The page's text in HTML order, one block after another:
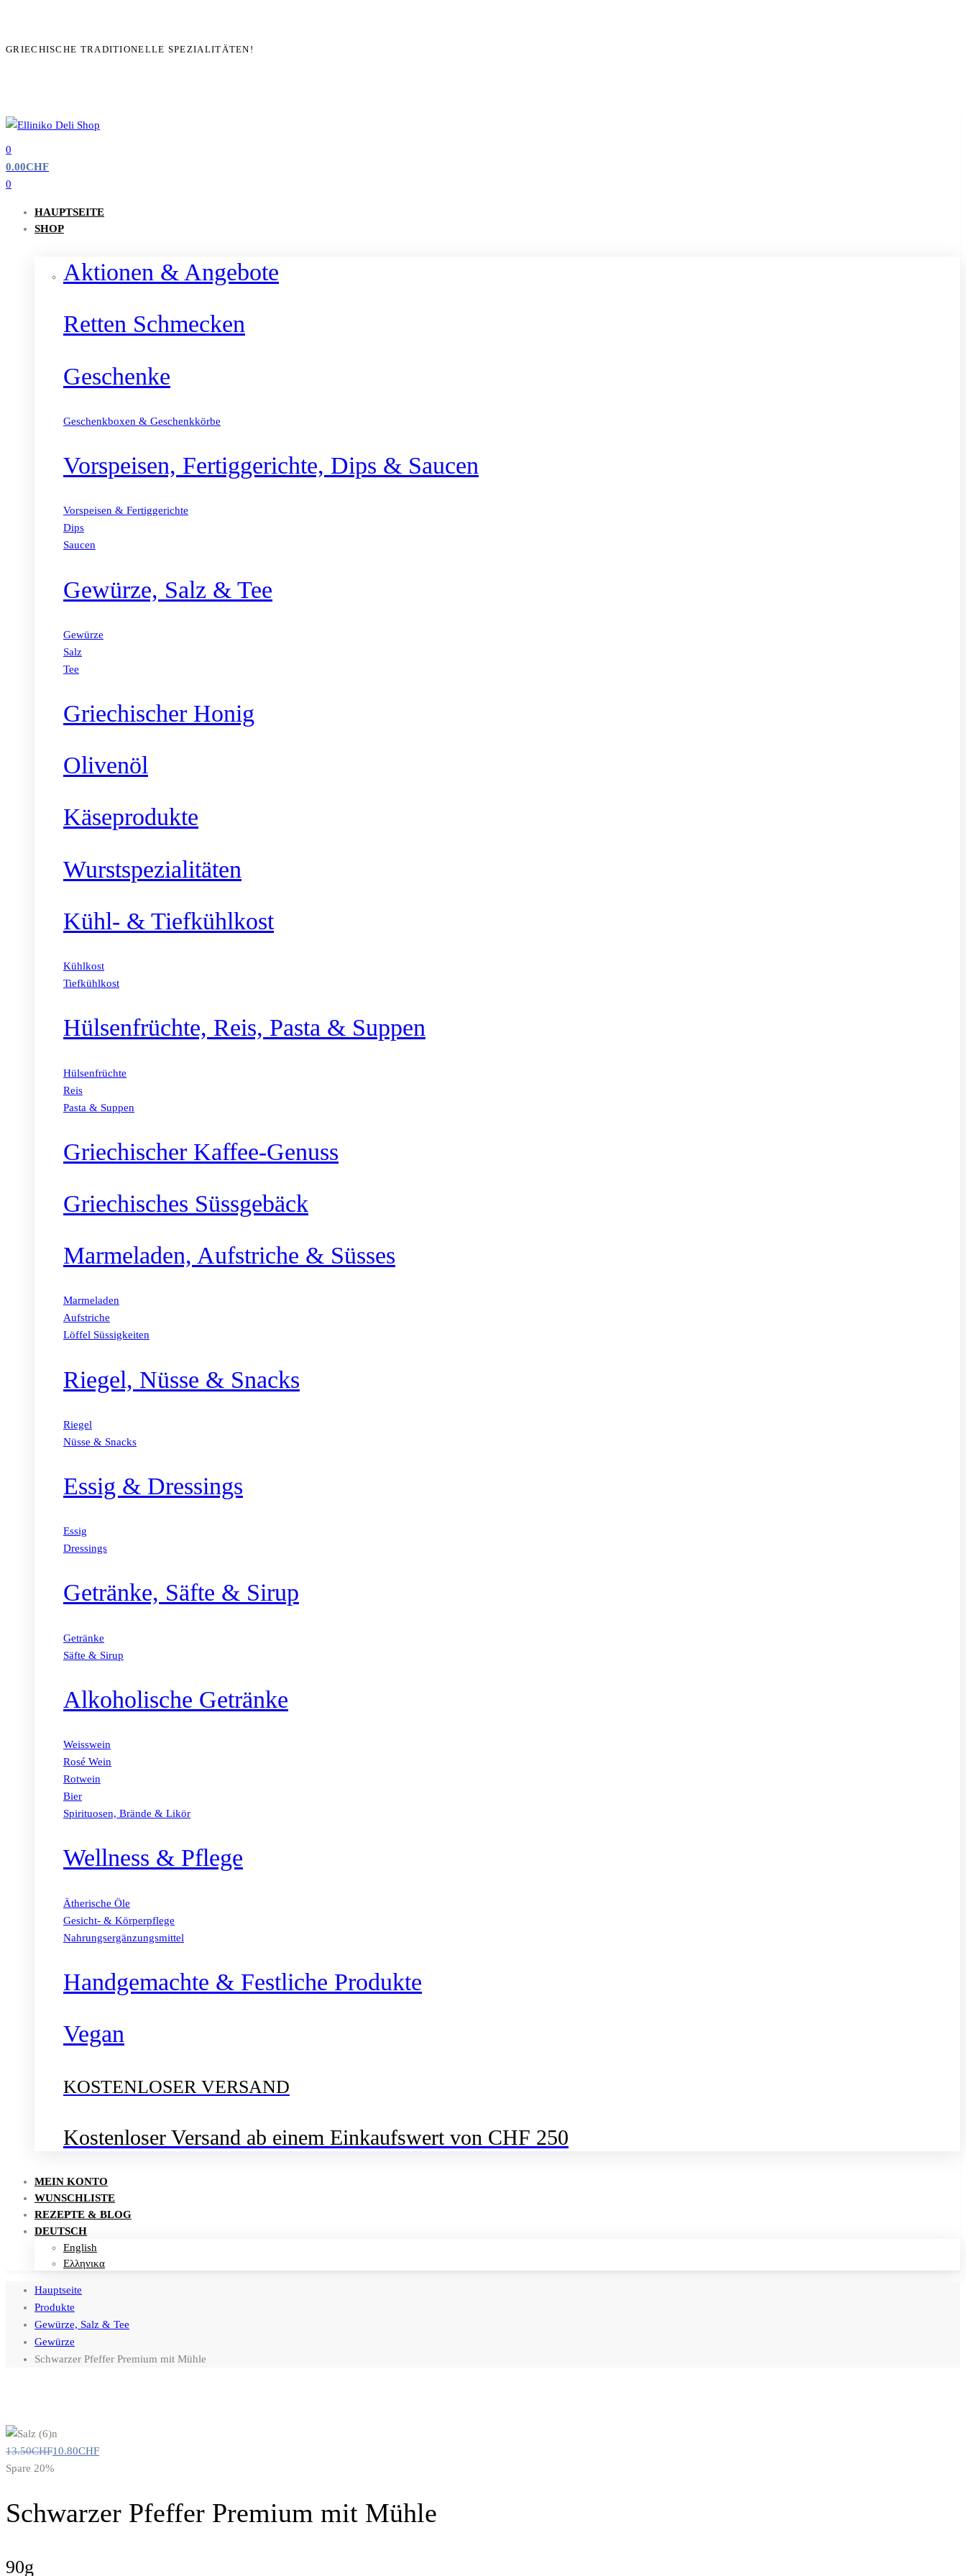
GRIECHISCHE TRADITIONELLE SPEZIALITÄTEN!
0
0.00CHF
0
HAUPTSEITE
SHOP
Aktionen & Angebote
Retten Schmecken
Geschenke
Geschenkboxen & Geschenkkörbe
Vorspeisen, Fertiggerichte, Dips & Saucen
Vorspeisen & Fertiggerichte
Dips
Saucen
Gewürze, Salz & Tee
Gewürze
Salz
Tee
Griechischer Honig
Olivenöl
Käseprodukte
Wurstspezialitäten
Kühl- & Tiefkühlkost
Kühlkost
Tiefkühlkost
Hülsenfrüchte, Reis, Pasta & Suppen
Hülsenfrüchte
Reis
Pasta & Suppen
Griechischer Kaffee-Genuss
Griechisches Süssgebäck
Marmeladen, Aufstriche & Süsses
Marmeladen
Aufstriche
Löffel Süssigkeiten
Riegel, Nüsse & Snacks
Riegel
Nüsse & Snacks
Essig & Dressings
Essig
Dressings
Getränke, Säfte & Sirup
Getränke
Säfte & Sirup
Alkoholische Getränke
Weisswein
Rosé Wein
Rotwein
Bier
Spirituosen, Brände & Likör
Wellness & Pflege
Ätherische Öle
Gesicht- & Körperpflege
Nahrungsergänzungsmittel
Handgemachte & Festliche Produkte
Vegan
KOSTENLOSER VERSAND
Kostenloser Versand ab einem Einkaufswert von CHF 250
MEIN KONTO
WUNSCHLISTE
REZEPTE & BLOG
DEUTSCH
English
Ελληνικα
Hauptseite
Produkte
Gewürze, Salz & Tee
Gewürze
Schwarzer Pfeffer Premium mit Mühle
13.50CHF10.80CHF
Spare 20%
Schwarzer Pfeffer Premium mit Mühle
90g